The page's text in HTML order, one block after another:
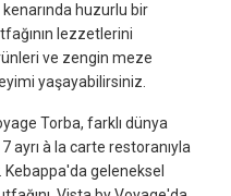
kenarında huzurlu bir
lezzetlerini
ve zengin meze
yaşayabilirsiniz.
Torba, farklı dünya
ayrı à la carte restoranıyla
Kebappa'da geleneksel